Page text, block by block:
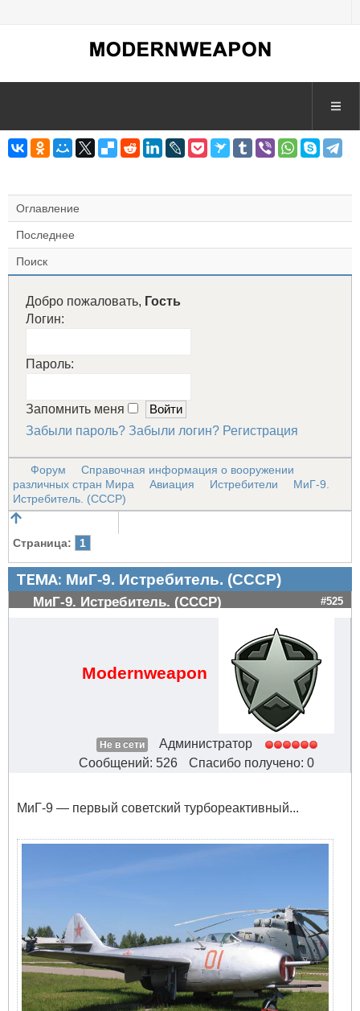
Оглавление
Последнее
Поиск
Добро пожаловать, Гость
Логин:
Пароль:
Запомнить меня
Забыли пароль? Забыли логин? Регистрация
Форум
Справочная информация о вооружении
различных стран Мира
Авиация Истребители
МиГ-9.
Истребитель. (СССР)
Страница: 1
ТЕМА: МиГ-9. Истребитель. (СССР)
МиГ-9. Истребитель. (СССР) #525
Modernweapon
Не в сети
Администратор
Сообщений: 526
Спасибо получено: 0
МиГ-9 — первый советский турбореактивный...